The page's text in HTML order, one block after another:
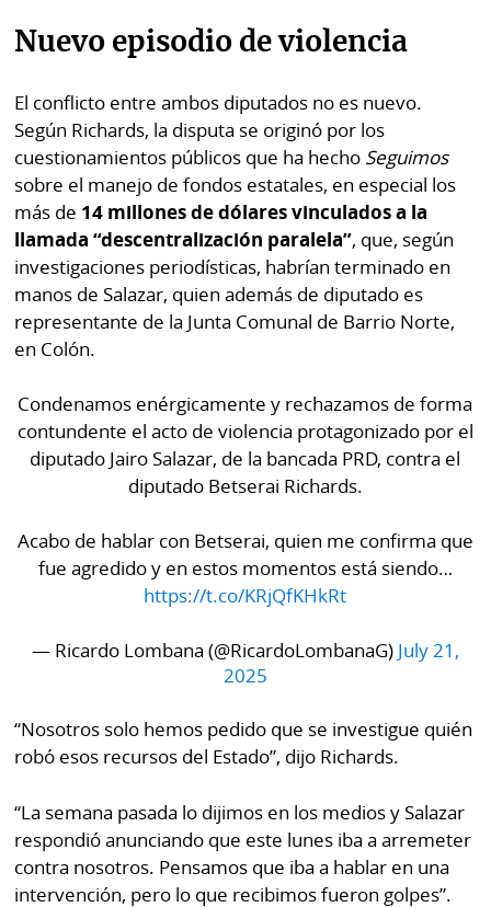
Nuevo episodio de violencia
El conflicto entre ambos diputados no es nuevo.
Según Richards, la disputa se originó por los
cuestionamientos públicos que ha hecho Seguimos
sobre el manejo de fondos estatales, en especial los
más de 14 millones de dólares vinculados a la
llamada “descentralización paralela”, que, según
investigaciones periodísticas, habrían terminado en
manos de Salazar, quien además de diputado es
representante de la Junta Comunal de Barrio Norte,
en Colón.
Condenamos enérgicamente y rechazamos de forma
contundente el acto de violencia protagonizado por el
diputado Jairo Salazar, de la bancada PRD, contra el
diputado Betserai Richards.
Acabo de hablar con Betserai, quien me confirma que
fue agredido y en estos momentos está siendo…
https://t.co/KRjQfKHkRt
— Ricardo Lombana (@RicardoLombanaG) July 21,
2025
“Nosotros solo hemos pedido que se investigue quién
robó esos recursos del Estado”, dijo Richards.
“La semana pasada lo dijimos en los medios y Salazar
respondió anunciando que este lunes iba a arremeter
contra nosotros. Pensamos que iba a hablar en una
intervención, pero lo que recibimos fueron golpes”.